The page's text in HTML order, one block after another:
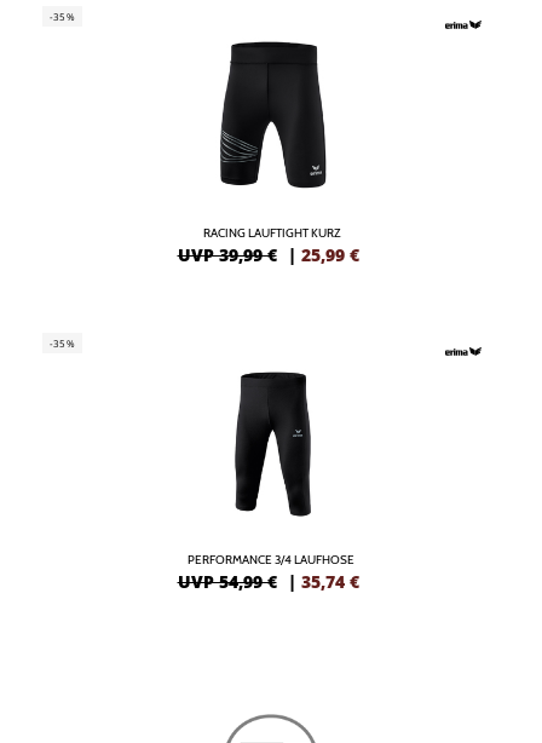
-35%
RACING LAUFTIGHT KURZ
UVP 39,99 € | 25,99 €
-35%
PERFORMANCE 3/4 LAUFHOSE
UVP 54,99 € | 35,74 €